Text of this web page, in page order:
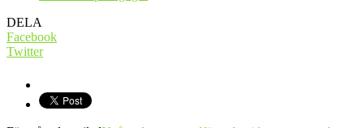
DELA
Facebook
Twitter